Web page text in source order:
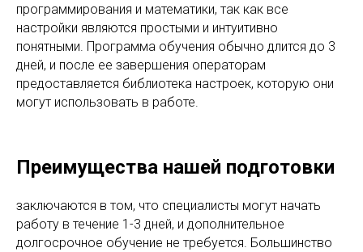
программирования и математики, так как все
настройки являются простыми и интуитивно
понятными. Программа обучения обычно длится до 3
дней, и после ее завершения операторам
предоставляется библиотека настроек, которую они
могут использовать в работе.
Преимущества нашей подготовки
заключаются в том, что специалисты могут начать
работу в течение 1-3 дней, и дополнительное
долгосрочное обучение не требуется. Большинство